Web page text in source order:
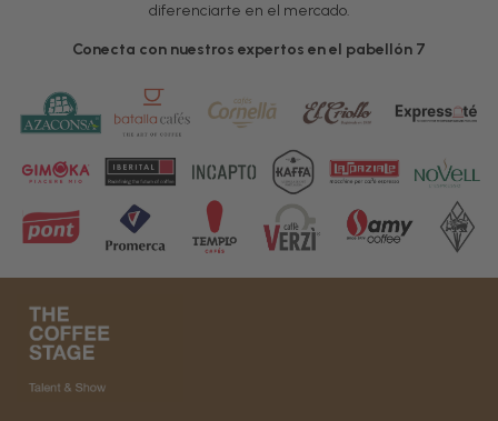
diferenciarte en el mercado.
Conecta con nuestros expertos en el pabellón 7